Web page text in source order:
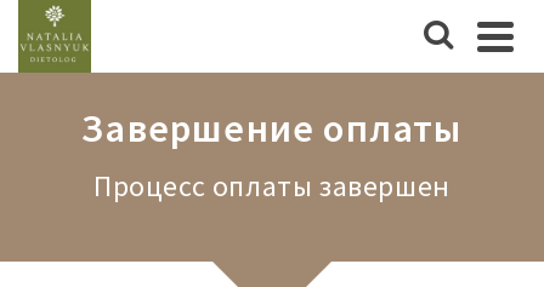
Завершение оплаты
Процесс оплаты завершен